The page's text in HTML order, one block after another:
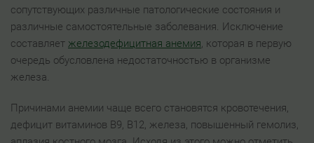
сопутствующих различные патологические состояния и
различные самостоятельные заболевания. Исключение
составляет железодефицитная анемия, которая в первую
очередь обусловлена недостаточностью в организме
железа.
Причинами анемии чаще всего становятся кровотечения,
дефицит витаминов В9, В12, железа, повышенный гемолиз,